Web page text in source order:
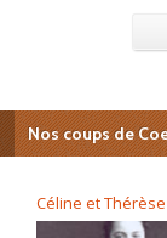
Nos coups de
Céline et